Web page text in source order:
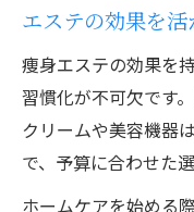
エステの効果を
痩身エステの効果を
習慣化が不可欠です
クリームや美容機器
で、予算に合わせた
ホームケアを始める